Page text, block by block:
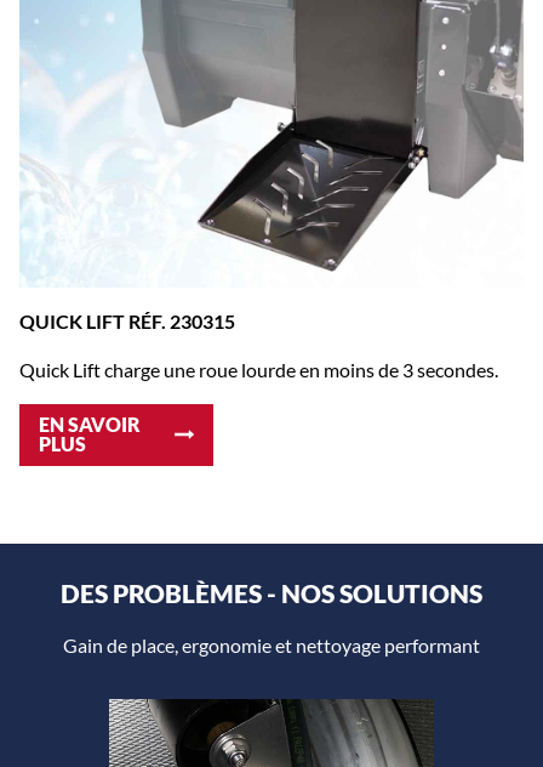
QUICK LIFT RÉF. 230315
Quick Lift charge une roue lourde en moins de 3 secondes.
EN SAVOIR
PLUS
DES PROBLÈMES - NOS SOLUTIONS
Gain de place, ergonomie et nettoyage performant